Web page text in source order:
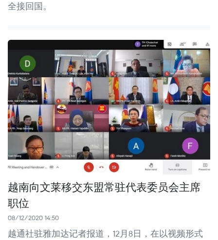
全接回国。
越南向文莱移交东盟常驻代表委员会主席
职位
08/12/2020 14:50
越通社驻雅加达记者报道，12月8日，在以视频形式